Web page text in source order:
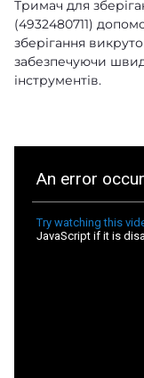
Тримач для
(4932480711)
зберігання
забезпечуючи
інструментів.